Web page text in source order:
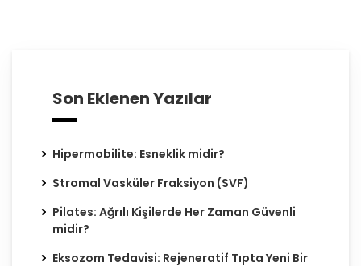
Son Eklenen Yazılar
Hipermobilite: Esneklik midir?
Stromal Vasküler Fraksiyon (SVF)
Pilates: Ağrılı Kişilerde Her Zaman Güvenli
midir?
Eksozom Tedavisi: Rejeneratif Tıpta Yeni Bir